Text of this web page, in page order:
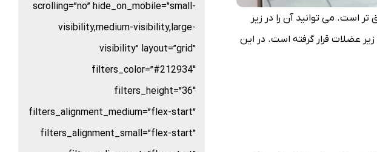
است. می توانید آن را در زیر
عضلات قرار گرفته است. در این
scrolling=”no” hide_on_mobile=”small-
visibility,medium-visibility,large-
visibility” layout=”grid”
filters_color=”#212934″
filters_height=”36″
filters_alignment_medium=”flex-start”
filters_alignment_small=”flex-start”